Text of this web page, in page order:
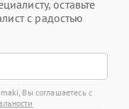
оставьте
с радостью
Вы соглашаетесь с